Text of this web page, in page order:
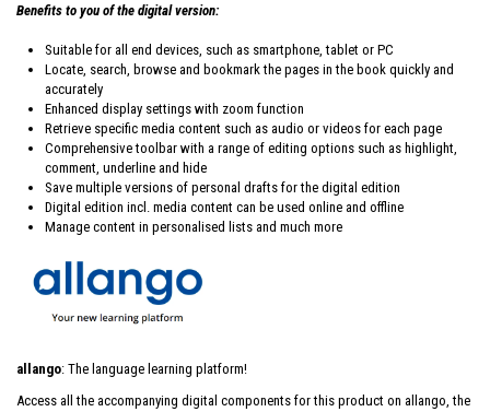
Benefits to you of the digital version:
Suitable for all end devices, such as smartphone, tablet or PC
Locate, search, browse and bookmark the pages in the book quickly and
accurately
Enhanced display settings with zoom function
Retrieve specific media content such as audio or videos for each page
Comprehensive toolbar with a range of editing options such as highlight,
comment, underline and hide
Save multiple versions of personal drafts for the digital edition
Digital edition incl. media content can be used online and offline
Manage content in personalised lists and much more
allango: The language learning platform!
Access all the accompanying digital components for this product on allango, the